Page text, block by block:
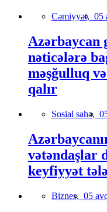
Cəmiyyət, 05
Azərbaycan
nəticələrə
məşğulluq
qalır
Sosial sahə,
vətəndaşlar
keyfiyyət
Biznes, 05